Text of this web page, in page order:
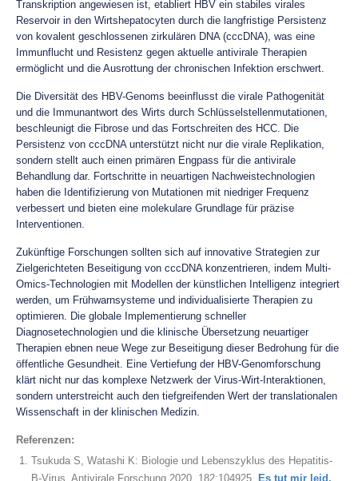
Transkription angewiesen ist, etabliert HBV ein stabiles virales
Reservoir in den Wirtshepatocyten durch die langfristige Persistenz
von kovalent geschlossenen zirkulären DNA (cccDNA), was eine
Immunflucht und Resistenz gegen aktuelle antivirale Therapien
ermöglicht und die Ausrottung der chronischen Infektion erschwert.
Die Diversität des HBV-Genoms beeinflusst die virale Pathogenität
und die Immunantwort des Wirts durch Schlüsselstellenmutationen,
beschleunigt die Fibrose und das Fortschreiten des HCC. Die
Persistenz von cccDNA unterstützt nicht nur die virale Replikation,
sondern stellt auch einen primären Engpass für die antivirale
Behandlung dar. Fortschritte in neuartigen Nachweistechnologien
haben die Identifizierung von Mutationen mit niedriger Frequenz
verbessert und bieten eine molekulare Grundlage für präzise
Interventionen.
Zukünftige Forschungen sollten sich auf innovative Strategien zur
Zielgerichteten Beseitigung von cccDNA konzentrieren, indem Multi-
Omics-Technologien mit Modellen der künstlichen Intelligenz integriert
werden, um Frühwarnsysteme und individualisierte Therapien zu
optimieren. Die globale Implementierung schneller
Diagnosetechnologien und die klinische Übersetzung neuartiger
Therapien ebnen neue Wege zur Beseitigung dieser Bedrohung für die
öffentliche Gesundheit. Eine Vertiefung der HBV-Genomforschung
klärt nicht nur das komplexe Netzwerk der Virus-Wirt-Interaktionen,
sondern unterstreicht auch den tiefgreifenden Wert der translationalen
Wissenschaft in der klinischen Medizin.
Referenzen:
Tsukuda S, Watashi K: Biologie und Lebenszyklus des Hepatitis-
B-Virus. Antivirale Forschung 2020, 182:104925. Es tut mir leid,